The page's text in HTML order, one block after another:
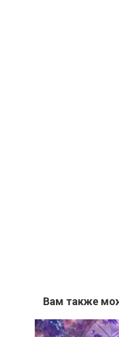
Вам также